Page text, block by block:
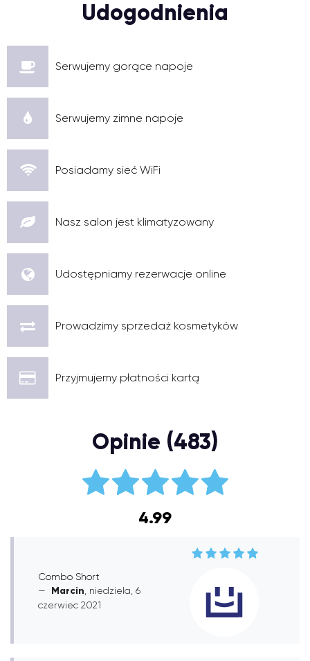
Udogodnienia
Serwujemy gorące napoje
Serwujemy zimne napoje
Posiadamy sieć WiFi
Nasz salon jest klimatyzowany
Udostępniamy rezerwacje online
Prowadzimy sprzedaż kosmetyków
Przyjmujemy płatności kartą
Opinie (483)
4.99
Combo Short
Marcin , niedziela, 6
czerwiec 2021